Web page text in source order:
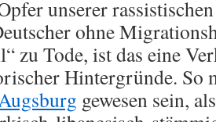
unserer
ohne
zu Tode, ist das eine
Hintergründe. So
gewesen sein,